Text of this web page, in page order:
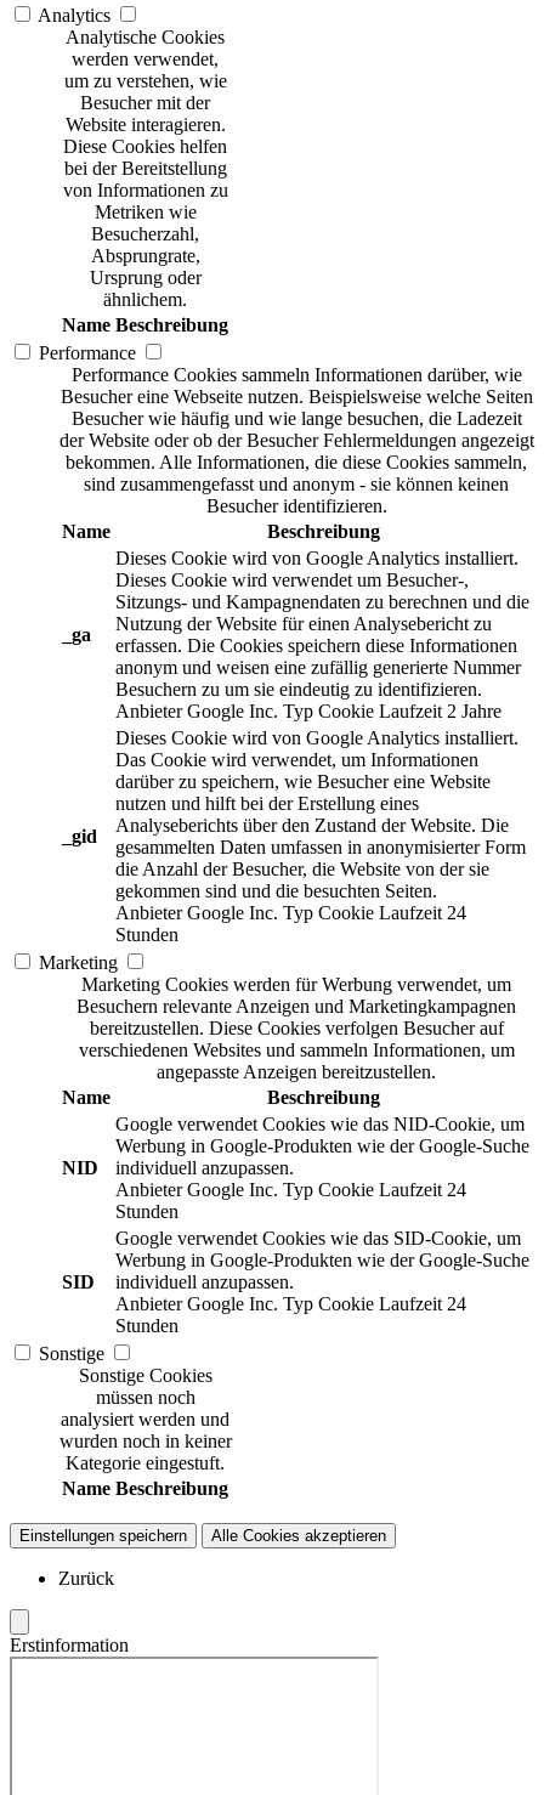
Analytics
Analytische Cookies
werden verwendet,
um zu verstehen, wie
Besucher mit der
Website interagieren.
Diese Cookies helfen
bei der Bereitstellung
von Informationen zu
Metriken wie
Besucherzahl,
Absprungrate,
Ursprung oder
ähnlichem.
Name Beschreibung
Performance
Performance Cookies sammeln Informationen darüber, wie
Besucher eine Webseite nutzen. Beispielsweise welche Seiten
Besucher wie häufig und wie lange besuchen, die Ladezeit
der Website oder ob der Besucher Fehlermeldungen angezeigt
bekommen. Alle Informationen, die diese Cookies sammeln,
sind zusammengefasst und anonym - sie können keinen
Besucher identifizieren.
Name
Beschreibung
_ga
Dieses Cookie wird von Google Analytics installiert.
Dieses Cookie wird verwendet um Besucher-,
Sitzungs- und Kampagnendaten zu berechnen und die
Nutzung der Website für einen Analysebericht zu
erfassen. Die Cookies speichern diese Informationen
anonym und weisen eine zufällig generierte Nummer
Besuchern zu um sie eindeutig zu identifizieren.
Anbieter Google Inc. Typ Cookie Laufzeit 2 Jahre
_gid
Dieses Cookie wird von Google Analytics installiert.
Das Cookie wird verwendet, um Informationen
darüber zu speichern, wie Besucher eine Website
nutzen und hilft bei der Erstellung eines
Analyseberichts über den Zustand der Website. Die
gesammelten Daten umfassen in anonymisierter Form
die Anzahl der Besucher, die Website von der sie
gekommen sind und die besuchten Seiten.
Anbieter Google Inc. Typ Cookie Laufzeit 24
Stunden
Marketing
Marketing Cookies werden für Werbung verwendet, um
Besuchern relevante Anzeigen und Marketingkampagnen
bereitzustellen. Diese Cookies verfolgen Besucher auf
verschiedenen Websites und sammeln Informationen, um
angepasste Anzeigen bereitzustellen.
Name
Beschreibung
NID
Google verwendet Cookies wie das NID-Cookie, um
Werbung in Google-Produkten wie der Google-Suche
individuell anzupassen.
Anbieter Google Inc. Typ Cookie Laufzeit 24
Stunden
SID
Google verwendet Cookies wie das SID-Cookie, um
Werbung in Google-Produkten wie der Google-Suche
individuell anzupassen.
Anbieter Google Inc. Typ Cookie Laufzeit 24
Stunden
Sonstige
Sonstige Cookies
müssen noch
analysiert werden und
wurden noch in keiner
Kategorie eingestuft.
Name Beschreibung
Einstellungen speichern Alle Cookies akzeptieren
Zurück
Erstinformation